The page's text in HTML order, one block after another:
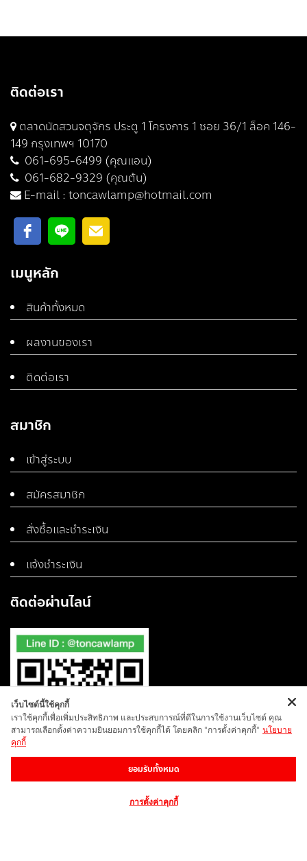
ติดต่อเรา
ตลาดนัดสวนจตุจักร ประตู 1 โครงการ 1 ซอย 36/1 ล็อค 146-
149 กรุงเทพฯ 10170
061-695-6499 (คุณแอน)
061-682-9329 (คุณต้น)
E-mail : toncawlamp@hotmail.com
เมนูหลัก
สินค้าทั้งหมด
ผลงานของเรา
ติดต่อเรา
สมาชิก
เข้าสู่ระบบ
สมัครสมาชิก
สั่งซื้อและชำระเงิน
แจ้งชำระเงิน
ติดต่อผ่านไลน์
เว็บไซต์นี้ใช้คุกกี้
เราใช้คุกกี้เพื่อเพิ่มประสิทธิภาพ และประสบการณ์ที่ดีในการใช้งานเว็บไซต์ คุณ
สามารถเลือกตั้งค่าความยินยอมการใช้คุกกี้ได้ โดยคลิก "การตั้งค่าคุกกี้" นโยบาย
คุกกี้
ยอมรับทั้งหมด
การตั้งค่าคุกกี้